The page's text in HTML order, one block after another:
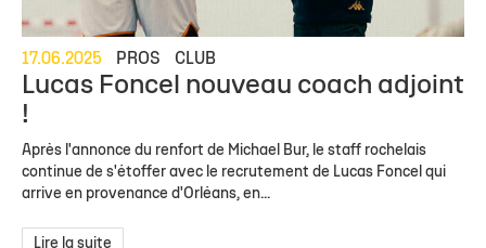
17.06.2025 PROS CLUB
Lucas Foncel nouveau coach adjoint
!
Après l'annonce du renfort de Michael Bur, le staff rochelais
continue de s'étoffer avec le recrutement de Lucas Foncel qui
arrive en provenance d'Orléans, en...
Lire la suite